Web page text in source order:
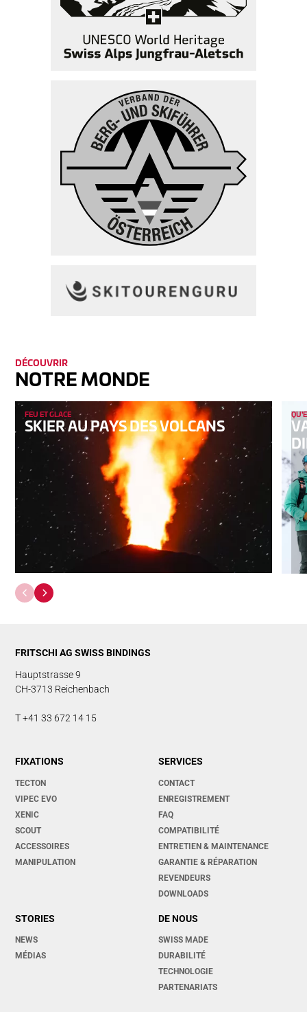
DÉCOUVRIR
NOTRE MONDE
FEU ET GLACE
SKIER AU PAYS DES VOLCANS
FRITSCHI AG SWISS BINDINGS
Hauptstrasse 9
CH-3713 Reichenbach
T +41 33 672 14 15
FIXATIONS
TECTON
VIPEC EVO
XENIC
SCOUT
ACCESSOIRES
MANIPULATION
SERVICES
CONTACT
ENREGISTREMENT
FAQ
COMPATIBILITÉ
ENTRETIEN & MAINTENANCE
GARANTIE & RÉPARATION
REVENDEURS
DOWNLOADS
STORIES
NEWS
MÉDIAS
DE NOUS
SWISS MADE
DURABILITÉ
TECHNOLOGIE
PARTENARIATS